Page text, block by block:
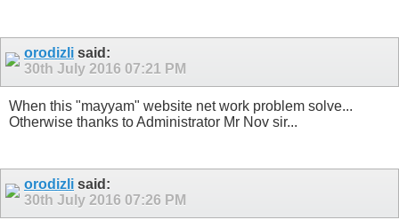
orodizli said:
30th July 2016 07:21 PM
When this "mayyam" website net work problem solve...
Otherwise thanks to Administrator Mr Nov sir...
orodizli said:
30th July 2016 07:26 PM